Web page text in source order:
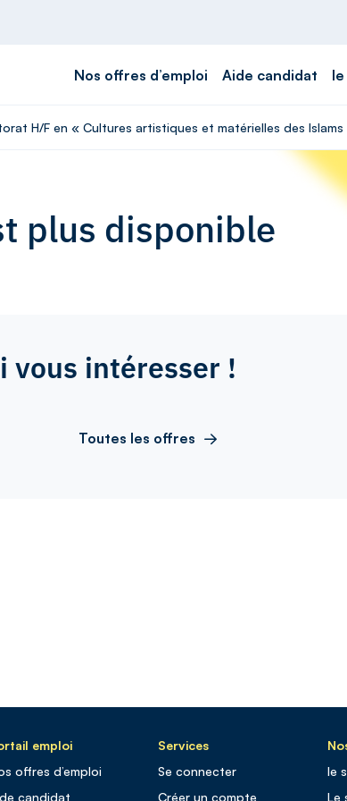
Nos offres d’emploi Aide candidat
H/F en « Cultures artistiques et matérielles des Islams
plus disponible
vous intéresser !
Toutes les offres
emploi
offres d’emploi
candidat
Services
Se connecter
Créer un compte
le
Le